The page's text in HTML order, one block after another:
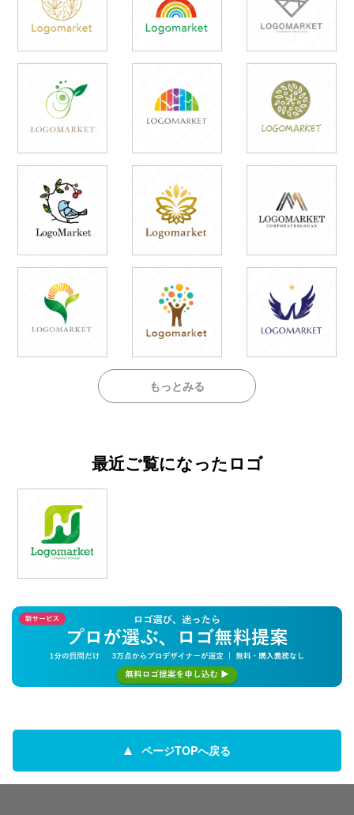
もっとみる
最近ご覧になったロゴ
ページTOPへ戻る